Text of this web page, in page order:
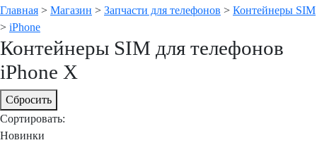
Главная > Магазин > Запчасти для телефонов > Контейнеры SIM
> iPhone
Контейнеры SIM для телефонов
iPhone X
Сбросить
Сортировать:
Новинки